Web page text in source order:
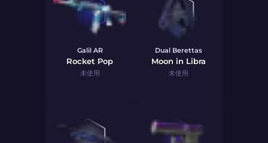
Galil AR
Rocket Pop
未使用
Dual Berettas
Moon in Libra
未使用